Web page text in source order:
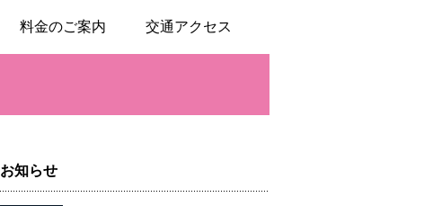
料金のご案内 交通アクセス
お知らせ